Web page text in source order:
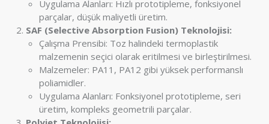
Uygulama Alanları: Hızlı prototipleme, fonksiyonel
parçalar, düşük maliyetli üretim.
SAF (Selective Absorption Fusion) Teknolojisi:
Çalışma Prensibi: Toz halindeki termoplastik
malzemenin seçici olarak eritilmesi ve birleştirilmesi.
Malzemeler: PA11, PA12 gibi yüksek performanslı
poliamidler.
Uygulama Alanları: Fonksiyonel prototipleme, seri
üretim, kompleks geometrili parçalar.